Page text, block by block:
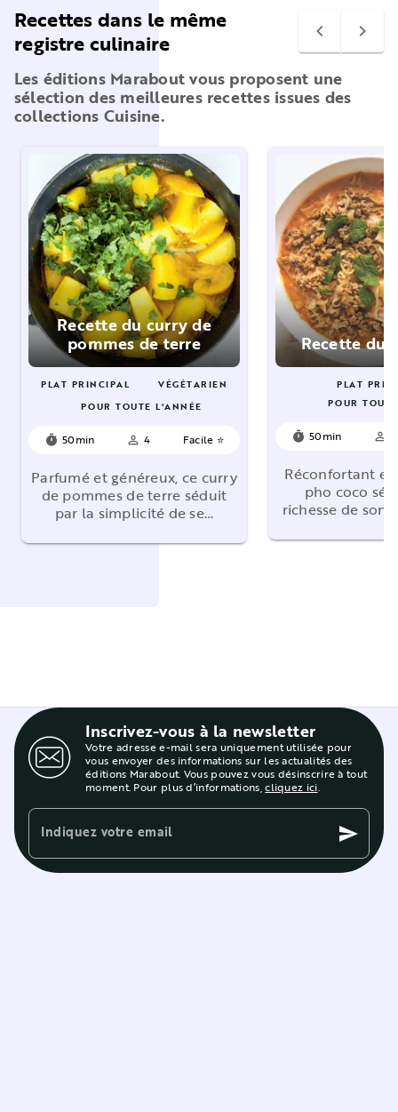
Recettes dans le même
registre culinaire
navigate_before navigate_next
Les éditions Marabout vous proposent une
sélection des meilleures recettes issues des
collections Cuisine.
Recette du curry de
pommes de terre
PLAT PRINCIPAL
VÉGÉTARIEN
POUR TOUTE L'ANNÉE
timer 50min person_outline 4 Facile ⭐
Parfumé et généreux, ce curry
de pommes de terre séduit
par la simplicité de se…
Recette du
PLAT
POUR
timer 50min person_outline
Réconfortant et
pho coco
richesse de son
Inscrivez-vous à la newsletter
Votre adresse e-mail sera uniquement utilisée pour
vous envoyer des informations sur les actualités des
éditions Marabout. Vous pouvez vous désinscrire à tout
moment. Pour plus d’informations,cliquez ici.
Indiquez votre email send